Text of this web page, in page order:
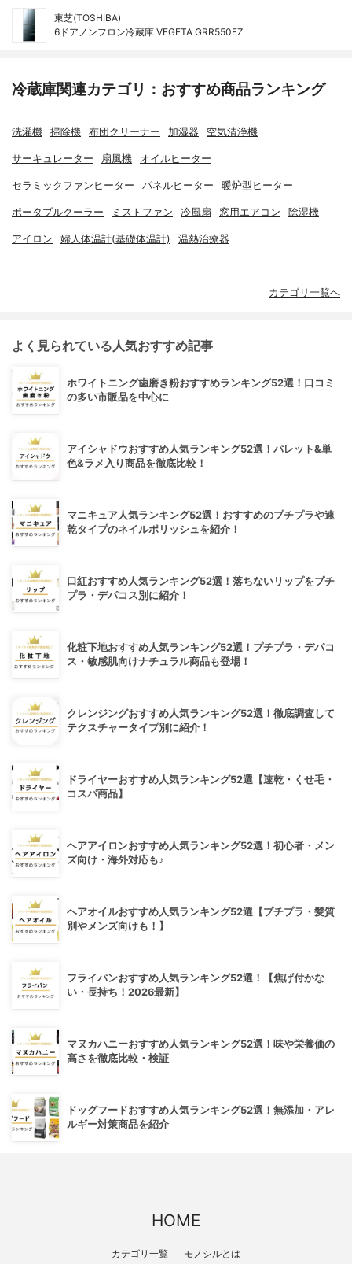
東芝(TOSHIBA)
6ドアノンフロン冷蔵庫 VEGETA GRR550FZ
冷蔵庫関連カテゴリ：おすすめ商品ランキング
洗濯機 掃除機 布団クリーナー 加湿器 空気清浄機
サーキュレーター 扇風機 オイルヒーター
セラミックファンヒーター パネルヒーター 暖炉型ヒーター
ポータブルクーラー ミストファン 冷風扇 窓用エアコン 除湿機
アイロン 婦人体温計(基礎体温計) 温熱治療器
カテゴリ一覧へ
よく見られている人気おすすめ記事
ホワイトニング歯磨き粉おすすめランキング52選！口コミ
の多い市販品を中心に
アイシャドウおすすめ人気ランキング52選！パレット&単
色&ラメ入り商品を徹底比較！
マニキュア人気ランキング52選！おすすめのプチプラや速
乾タイプのネイルポリッシュを紹介！
口紅おすすめ人気ランキング52選！落ちないリップをプチ
プラ・デパコス別に紹介！
化粧下地おすすめ人気ランキング52選！プチプラ・デパコ
ス・敏感肌向けナチュラル商品も登場！
クレンジングおすすめ人気ランキング52選！徹底調査して
テクスチャータイプ別に紹介！
ドライヤーおすすめ人気ランキング52選【速乾・くせ毛・
コスパ商品】
ヘアアイロンおすすめ人気ランキング52選！初心者・メン
ズ向け・海外対応も♪
ヘアオイルおすすめ人気ランキング52選【プチプラ・髪質
別やメンズ向けも！】
フライパンおすすめ人気ランキング52選！【焦げ付かな
い・長持ち！2026最新】
マヌカハニーおすすめ人気ランキング52選！味や栄養価の
高さを徹底比較・検証
ドッグフードおすすめ人気ランキング52選！無添加・アレ
ルギー対策商品を紹介
HOME
カテゴリ一覧 モノシルとは